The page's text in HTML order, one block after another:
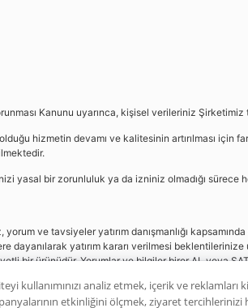
Kanunu uyarınca, kişisel verileriniz
hizmetin devamı ve kalitesinin artırılması için
yasal bir zorunluluk ya da izniniz olmadığı sürece
ve tavsiyeler yatırım danışmanlığı
dayanılarak yatırım kararı verilmesi
bir ürünüdür. Yorumlar ve bilgiler birer AL veya
kullanımınızı analiz etmek, içerik ve reklamları
etkinliğini ölçmek, ziyaret